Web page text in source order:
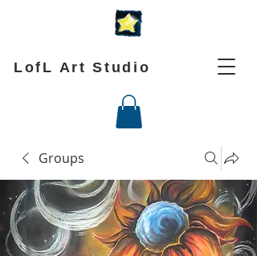
LofL Art Studio
Groups